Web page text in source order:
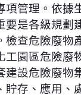
項管理。依
要是各級規
檢查危險廢物
工園區危險廢
建設危險廢
存、應用、